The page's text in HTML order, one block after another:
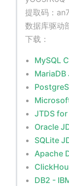
提取码：
数据库驱动
下载：
MySQL
JTDS
Oracle
SQLite
Apache
DB2 -